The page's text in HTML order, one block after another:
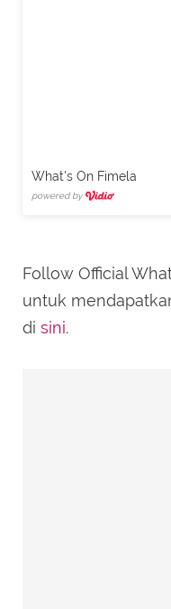
What's On Fimela
powered by
Follow Official
untuk
di sini.